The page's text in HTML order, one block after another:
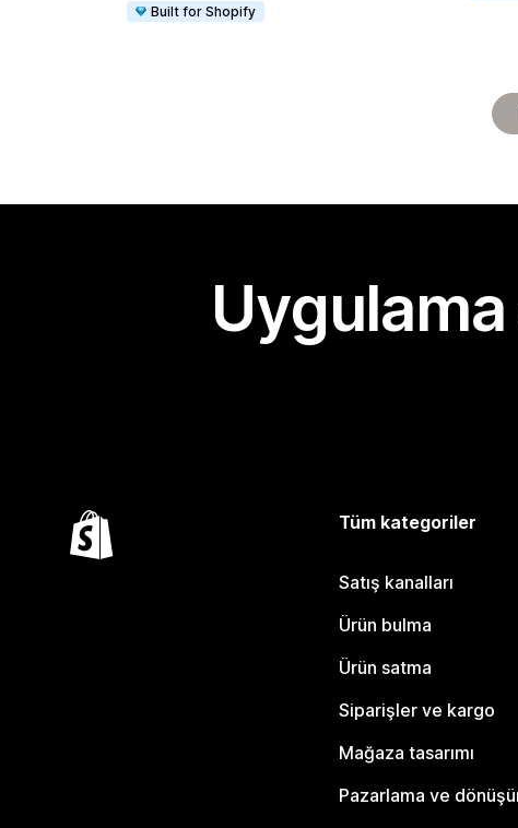
Built for Shopify
Tüm kategoriler
Satış kanalları
Ürün bulma
Ürün satma
Siparişler ve kargo
Mağaza tasarımı
Pazarlama ve